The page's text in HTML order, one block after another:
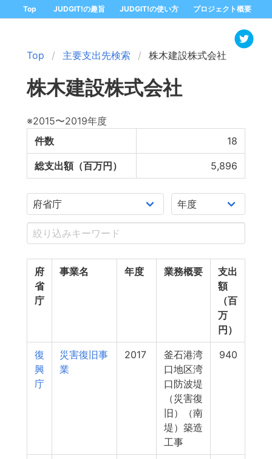
Top JUDGIT!の趣旨 JUDGIT!の使い方 プロジェクト概要
Top 主要支出先検索 株木建設株式会社
株木建設株式会社
※2015〜2019年度
件数
18
総支出額（百万円） 5,896
府
省
庁
事業名 年度 業務概要
支出
額
（百
万
円）
復
興
庁
災害復旧事
業
2017
釜石港湾
口地区湾
口防波堤
（災害復
旧）（南
堤）築造
工事
940